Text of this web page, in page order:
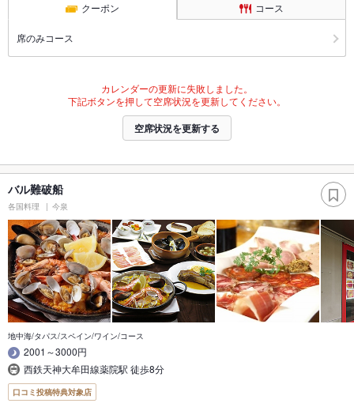
クーポン コース
席のみコース
カレンダーの更新に失敗しました。
下記ボタンを押して空席状況を更新してください。
空席状況を更新する
バル難破船
各国料理 今泉
地中海/タパス/スペイン/ワイン/コース
2001～3000円
西鉄天神大牟田線薬院駅 徒歩8分
口コミ投稿特典対象店